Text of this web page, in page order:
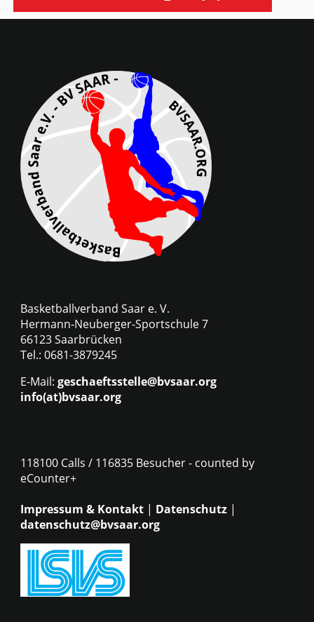
Basketballverband Saar e. V.
Hermann-Neuberger-Sportschule 7
66123 Saarbrücken
Tel.: 0681-3879245
E-Mail: geschaeftsstelle@bvsaar.org
info(at)bvsaar.org
118100 Calls / 116835 Besucher - counted by
eCounter+
Impressum & Kontakt | Datenschutz |
datenschutz@bvsaar.org